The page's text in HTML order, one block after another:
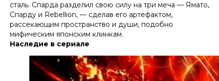
сталь. Спарда разделил свою силу на три меча — Ямато,
Спарду и Rebellion, — сделав его артефактом,
рассекающим пространство и души, подобно
мифическим японским клинкам.​​
Наследие в сериале